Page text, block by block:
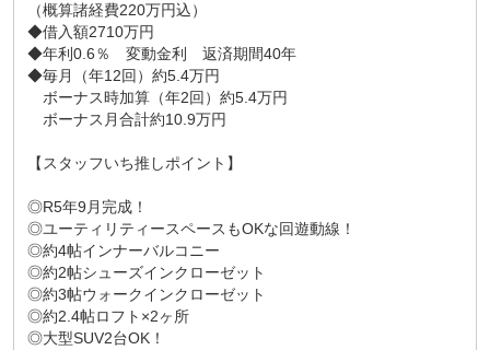
（概算諸経費220万円込）
◆借入額2710万円
◆年利0.6％ 変動金利 返済期間40年
◆毎月（年12回）約5.4万円
ボーナス時加算（年2回）約5.4万円
ボーナス月合計約10.9万円
【スタッフいち推しポイント】
◎R5年9月完成！
◎ユーティリティースペースもOKな回遊動線！
◎約4帖インナーバルコニー
◎約2帖シューズインクローゼット
◎約3帖ウォークインクローゼット
◎約2.4帖ロフト×2ヶ所
◎大型SUV2台OK！